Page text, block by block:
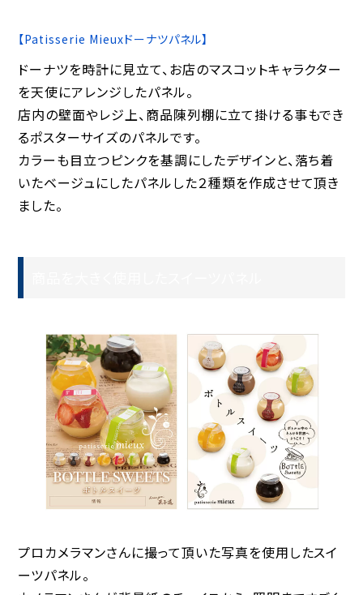
【Patisserie Mieuxドーナツパネル】
ドーナツを時計に見立て、お店のマスコットキャラクター
を天使にアレンジしたパネル。
店内の壁面やレジ上、商品陳列棚に立て掛ける事もでき
るポスターサイズのパネルです。
カラーも目立つピンクを基調にしたデザインと、落ち着
いたベージュにしたパネルした２種類を作成させて頂き
ました。
プロカメラマンさんに撮って頂いた写真を使用したスイ
ーツパネル。